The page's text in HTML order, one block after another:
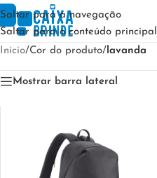
Saltar para a navegação
Saltar para o conteúdo principal
Início/Cor do produto/lavanda
Mostrar barra lateral